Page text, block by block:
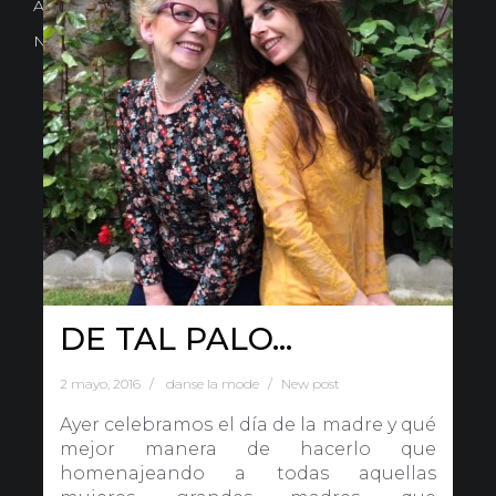
DE TAL PALO…
2 mayo, 2016 danse la mode New post
Ayer celebramos el día de la madre y qué
mejor manera de hacerlo que
homenajeando a todas aquellas
Avd. Comercial 20 Barañain (Navarra)
Nota Legal·Privacidad·Política de Cookies